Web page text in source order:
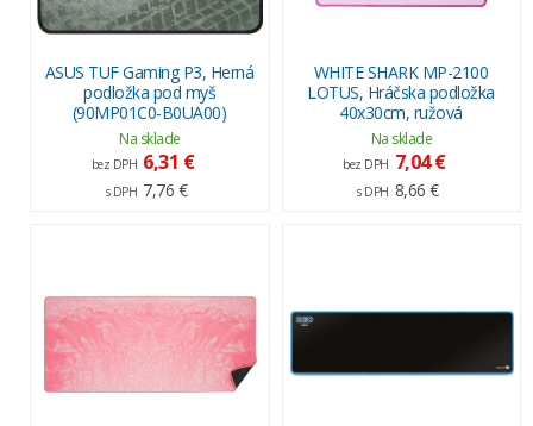
ASUS TUF Gaming P3, Herná
podložka pod myš
(90MP01C0-B0UA00)
Na sklade
bez DPH 6,31 €
s DPH 7,76 €
WHITE SHARK MP-2100
LOTUS, Hráčska podložka
40x30cm, ružová
Na sklade
bez DPH 7,04 €
s DPH 8,66 €